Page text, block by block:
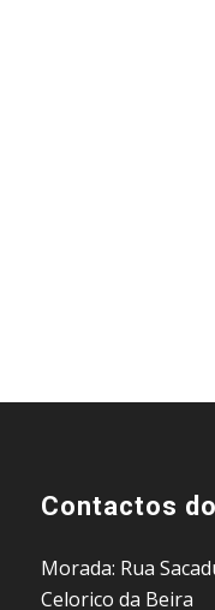
Contactos
Morada: Rua
Celorico da Beira